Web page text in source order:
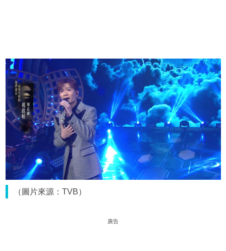
（圖片來源：TVB）
廣告